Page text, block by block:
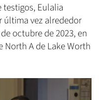
Eulalia
última vez alrededor
octubre de 2023, en
A de Lake Worth